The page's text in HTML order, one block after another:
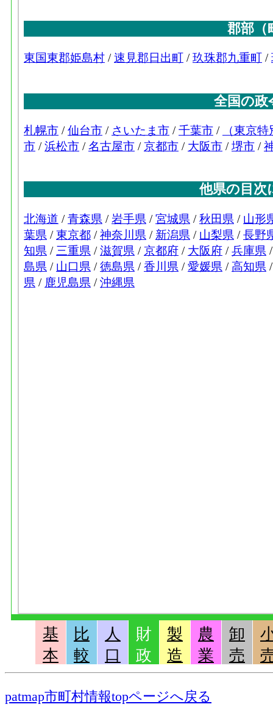
基
本
比
較
人
口
財
政
製
造
農
業
卸
売
patmap市町村情報topページへ戻る